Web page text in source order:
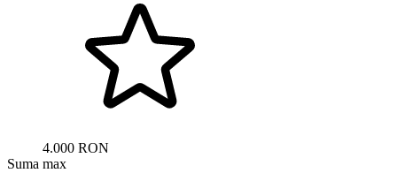
4.000 RON
Suma max